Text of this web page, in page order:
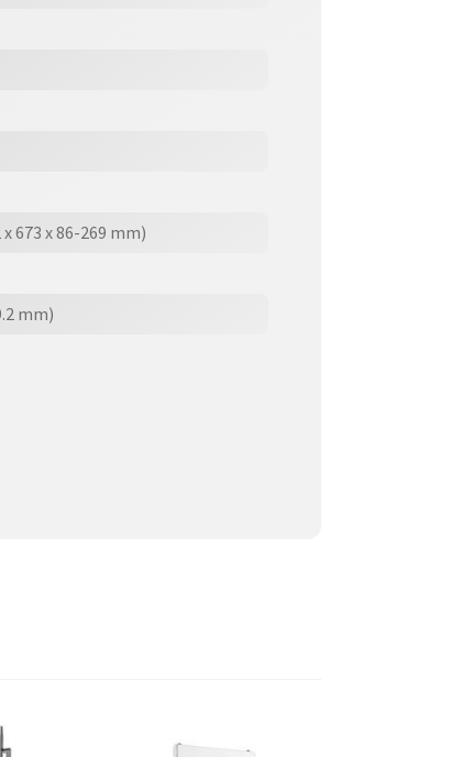
673 x 86-269 mm)
mm)